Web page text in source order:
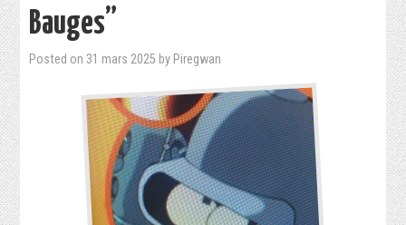
Bauges”
Posted on 31 mars 2025 by Piregwan